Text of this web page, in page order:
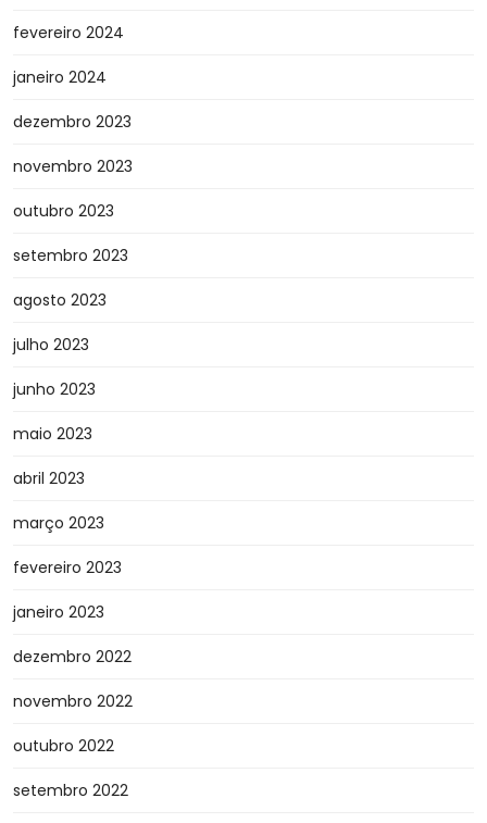
fevereiro 2024
janeiro 2024
dezembro 2023
novembro 2023
outubro 2023
setembro 2023
agosto 2023
julho 2023
junho 2023
maio 2023
abril 2023
março 2023
fevereiro 2023
janeiro 2023
dezembro 2022
novembro 2022
outubro 2022
setembro 2022